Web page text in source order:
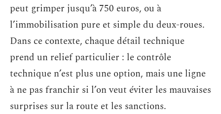
peut grimper jusqu’à 750 euros, ou à
l’immobilisation pure et simple du deux-roues.
Dans ce contexte, chaque détail technique
prend un relief particulier : le contrôle
technique n’est plus une option, mais une ligne
à ne pas franchir si l’on veut éviter les mauvaises
surprises sur la route et les sanctions.